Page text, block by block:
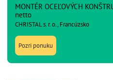
MONTÉR OCEĽOVÝCH
netto
CHRISTAL s. r. o., Francúzsko
Pozri ponuku